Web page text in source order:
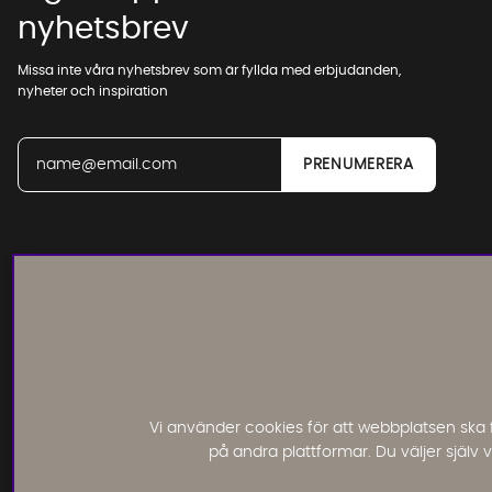
Vi använder cookies för att webbplatsen
på andra plattformar. Du väljer själv
nyhetsbrev
Missa inte våra nyhetsbrev som är fyllda med erbjudanden,
nyheter och inspiration